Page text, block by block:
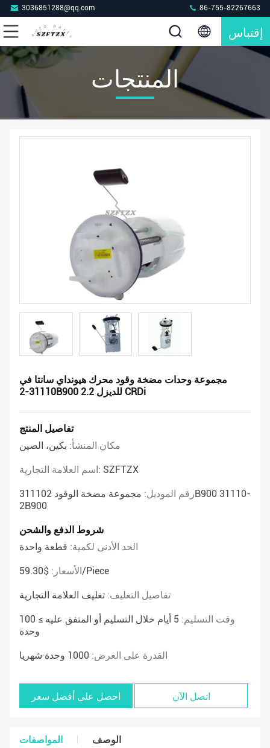
3036851288@qq.com 86-755-82267663
إقتباس
المنتجات
مجموعة وحدات مضخة وقود محرك هيونداي سانتا في
31110-2B900 للديزل 2.2 CRDi
تفاصيل المنتج
مكان المنشأ: بكين، الصين
اسم العلامة التجارية: SZFTZX
رقم الموديل:
مجموعة مضخة الوقود 311102B900 31110-
2B900
شروط الدفع والشحن
الحد الأدنى لكمية: قطعة واحدة
الأسعار: $59.30/piece
تفاصيل التغليف: تغليف العلامة التجارية
وقت التسليم:
5 أيام خلال التسليم أو المتفق عليه ≥ 100
وحدة
القدرة على العرض: 1000 وحدة شهريا
احصل على أفضل سعر اتصل الآن
المواصفات الوصف